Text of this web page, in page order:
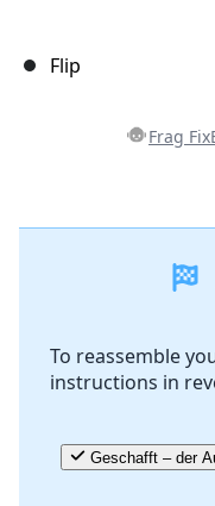
Flip
Frag
Kommentar
To reassemble
instructions in
Geschafft – der